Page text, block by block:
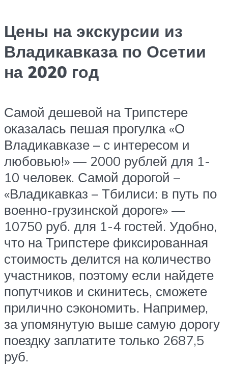
Цены на экскурсии из
Владикавказа по Осетии
на 2020 год
Самой дешевой на Трипстере
оказалась пешая прогулка «О
Владикавказе – с интересом и
любовью!» — 2000 рублей для 1-
10 человек. Самой дорогой –
«Владикавказ – Тбилиси: в путь по
военно-грузинской дороге» —
10750 руб. для 1-4 гостей. Удобно,
что на Трипстере фиксированная
стоимость делится на количество
участников, поэтому если найдете
попутчиков и скинитесь, сможете
прилично сэкономить. Например,
за упомянутую выше самую дорогу
поездку заплатите только 2687,5
руб.